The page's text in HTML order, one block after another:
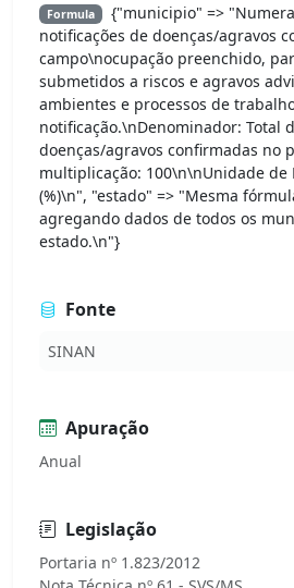
Formula
{"municipio" =>
notificações de doenças/agravos
campo\nocupação preenchido,
submetidos a riscos e agravos
ambientes e processos de
notificação.\nDenominador: Total
doenças/agravos confirmadas no
multiplicação: 100\n\nUnidade de
(%)\n", "estado" => "Mesma
agregando dados de todos os
estado.\n"}
Fonte
SINAN
Apuração
Anual
Legislação
Portaria nº 1.823/2012